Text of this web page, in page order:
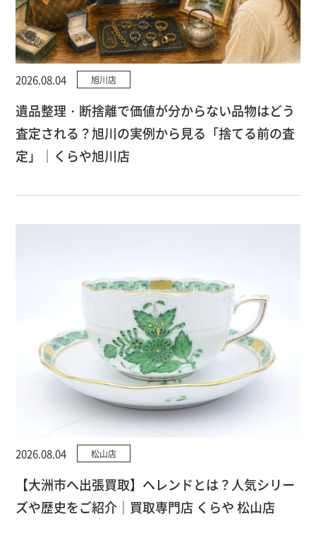
2026.08.04 旭川店
遺品整理・断捨離で価値が分からない品物はどう
査定される？旭川の実例から見る「捨てる前の査
定」｜くらや旭川店
2026.08.04 松山店
【大洲市へ出張買取】ヘレンドとは？人気シリー
ズや歴史をご紹介｜買取専門店 くらや 松山店